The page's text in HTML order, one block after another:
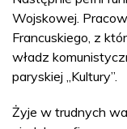
Wojskowej.
Francuskiego, z
władz
paryskiej „Kultury”.
Żyje w trudnych